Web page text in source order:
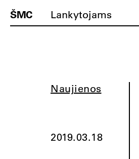
ŠMC Lankytojams
Naujienos
2019.03.18